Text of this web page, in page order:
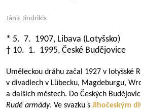
Jánis Jindrikis
* 5. 7. 1907, Libava (Lotyšsko)
† 10. 1. 1995, České Budějovice
Uměleckou dráhu začal 1927 v lotyšské
v divadlech v Lübecku, Magdeburgu,
a dalších městech. Do Českých
Rudé armády. Ve svazku s Jihočeským